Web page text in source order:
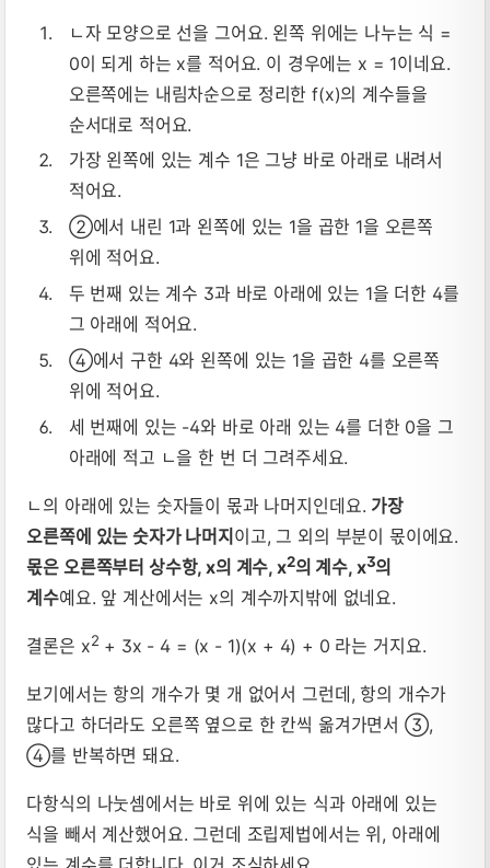
ㄴ자 모양으로 선을 그어요. 왼쪽 위에는 나누는 식 =
0이 되게 하는 x를 적어요. 이 경우에는 x = 1이네요.
오른쪽에는 내림차순으로 정리한 f(x)의 계수들을
순서대로 적어요.
가장 왼쪽에 있는 계수 1은 그냥 바로 아래로 내려서
적어요.
②에서 내린 1과 왼쪽에 있는 1을 곱한 1을 오른쪽
위에 적어요.
두 번째 있는 계수 3과 바로 아래에 있는 1을 더한 4를
그 아래에 적어요.
④에서 구한 4와 왼쪽에 있는 1을 곱한 4를 오른쪽
위에 적어요.
세 번째에 있는 -4와 바로 아래 있는 4를 더한 0을 그
아래에 적고 ㄴ을 한 번 더 그려주세요.
ㄴ의 아래에 있는 숫자들이 몫과 나머지인데요. 가장
오른쪽에 있는 숫자가 나머지 이고, 그 외의 부분이 몫이에요.
몫은 오른쪽부터 상수항, x의 계수, x2의 계수, x3의
계수예요. 앞 계산에서는 x의 계수까지밖에 없네요.
결론은 x2 + 3x - 4 = (x - 1)(x + 4) + 0 라는 거지요.
보기에서는 항의 개수가 몇 개 없어서 그런데, 항의 개수가
많다고 하더라도 오른쪽 옆으로 한 칸씩 옮겨가면서 ③,
④를 반복하면 돼요.
다항식의 나눗셈에서는 바로 위에 있는 식과 아래에 있는
식을 빼서 계산했어요. 그런데 조립제법에서는 위, 아래에